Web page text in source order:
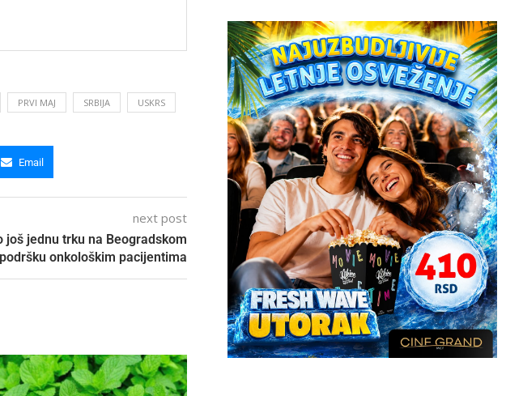
PRVI MAJ SRBIJA USKRS
Email
next post
još jednu trku na Beogradskom
onkološkim pacijentima